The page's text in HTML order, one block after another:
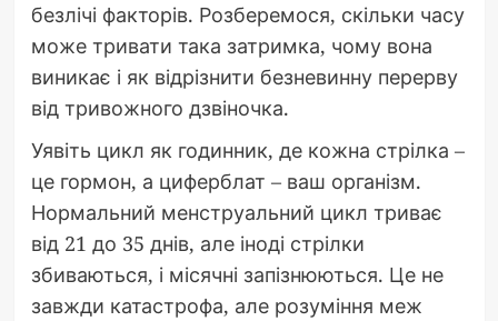
безлічі факторів. Розберемося, скільки часу
може тривати така затримка, чому вона
виникає і як відрізнити безневинну перерву
від тривожного дзвіночка.
Уявіть цикл як годинник, де кожна стрілка –
це гормон, а циферблат – ваш організм.
Нормальний менструальний цикл триває
від 21 до 35 днів, але іноді стрілки
збиваються, і місячні запізнюються. Це не
завжди катастрофа, але розуміння меж